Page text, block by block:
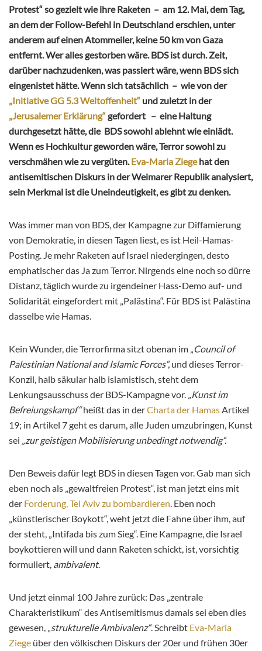
Protest“ so gezielt wie ihre Raketen – am 12. Mai, dem Tag,
an dem der Follow-Befehl in Deutschland erschien, unter
anderem auf einen Atommeiler, keine 50 km von Gaza
entfernt. Wer alles gestorben wäre. BDS ist durch. Zeit,
darüber nachzudenken, was passiert wäre, wenn BDS sich
eingenistet hätte.Wenn sich tatsächlich – wie von der
„Initiative GG 5.3 Weltoffenheit“ und zuletzt in der
„Jerusalemer Erklärung“gefordert – eine Haltung
durchgesetzt hätte, die BDS sowohl ablehnt wie einlädt.
Wenn es Hochkultur geworden wäre, Terror sowohl zu
verschmähen wie zu vergüten. Eva-Maria Ziegehat den
antisemitischen Diskurs in der Weimarer Republik analysiert,
sein Merkmal ist die Uneindeutigkeit, es gibt zu denken.
Was immer man von BDS, der Kampagne zur Diffamierung
von Demokratie, in diesen Tagen liest, es ist Heil-Hamas-
Posting. Je mehr Raketen auf Israel niedergingen, desto
emphatischer das Ja zum Terror. Nirgends eine noch so dürre
Distanz, täglich wurde zu irgendeiner Hass-Demo auf- und
Solidarität eingefordert mit „Palästina“. Für BDS ist Palästina
dasselbe wie Hamas.
Kein Wunder, die Terrorfirma sitzt obenan im „ Council of
Palestinian National and Islamic Forces“,und dieses Terror-
Konzil, halb säkular halb islamistisch, steht dem
Lenkungsausschuss der BDS-Kampagne vor.
„Kunst im
Befreiungskampf“heißt das in derCharta der Hamas Artikel
19; in Artikel 7 geht es darum, alle Juden umzubringen Kunst
sei
„zur geistigen Mobilisierung unbedingt notwendig“.
Den Beweis dafür legt BDS in diesen Tagen vor. Gab man sich
eben noch als „gewaltfreien Protest“, ist man jetzt eins mit
der Forderung, Tel Aviv zu bombardieren . Eben noch
„künstlerischer Boykott“, weht jetzt die Fahne über ihm, auf
der steht, „Intifada bis zum Sieg“. Eine Kampagne, die Israel
boykottieren will und dann Raketen schickt, ist, vorsichtig
formuliert, ambivalent.
Und jetzt einmal 100 Jahre zurück: Das „zentrale
Charakteristikum“ des Antisemitismus damals sei eben dies
gewesen, „
strukturelle Ambivalenz“. Schreibt Eva-Maria
Ziege über den völkischen Diskurs der 20er und frühen 30er